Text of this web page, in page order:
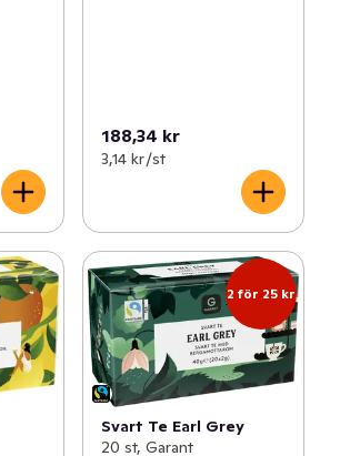
188,34 kr
3,14 kr /st
2 för 25 kr
Svart Te Earl Grey
20 st, Garant